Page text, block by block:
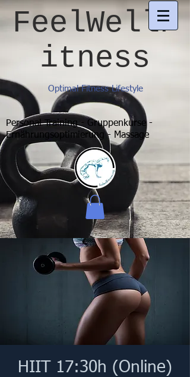
Optimal Fitness Lifestyle
FeelWellF
itness
Personal Training - Gruppenkurse -
Ernährungsoptimierung - Massage
HIIT 17:30h (Online)